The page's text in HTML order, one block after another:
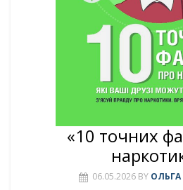
«10 точних
06.05.2026 BY